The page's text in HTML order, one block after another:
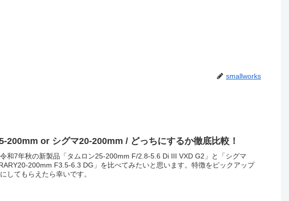
smallworks
200mm or シグマ20-200mm / どっちにするか徹底比較！
和7年秋の新製品「タムロン25-200mm F/2.8-5.6 Di III VXD G2」と「シグマ
200mm F3.5-6.3 DG」を比べてみたいと思います。特徴をピックアップ
してもらえたら幸いです。